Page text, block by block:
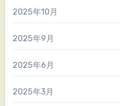
2025年10月
2025年9月
2025年6月
2025年3月